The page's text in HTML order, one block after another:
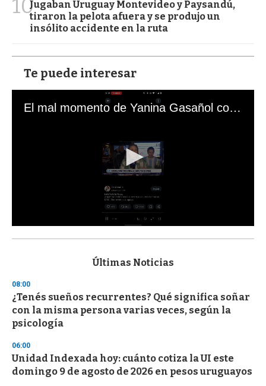
10Jugaban Uruguay Montevideo y Paysandú,
tiraron la pelota afuera y se produjo un
insólito accidente en la ruta
Te puede interesar
El mal momento de Yanina Gasañol con un hincha argentino en "Subrayado"
s
d
s
o
f
3
s
e
c
o
Últimas Noticias
08:00
¿Tenés sueños recurrentes? Qué significa soñar
con la misma persona varias veces, según la
psicología
06:00
Unidad Indexada hoy: cuánto cotiza la UI este
domingo 9 de agosto de 2026 en pesos uruguayos